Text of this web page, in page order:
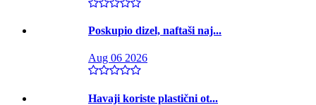
Poskupio dizel, naftaši naj...
Aug 06 2026
Havaji koriste plastični ot...